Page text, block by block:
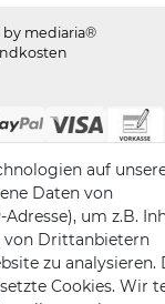
by mediaria®
auf
Daten von
um z.B.
von Drittanbietern
zu analysieren.
Cookies. Wir